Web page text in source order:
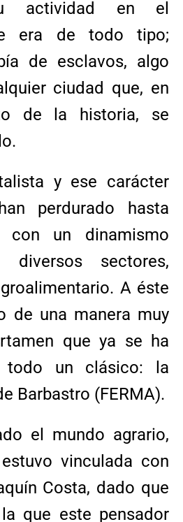
actividad en el
era de todo tipo;
de esclavos, algo
ciudad que, en
de la historia, se
y ese carácter
perdurado hasta
con un dinamismo
diversos sectores,
A éste
de una manera muy
que ya se ha
todo un clásico: la
Barbastro (FERMA).
el mundo agrario,
vinculada con
Costa, dado que
que este pensador